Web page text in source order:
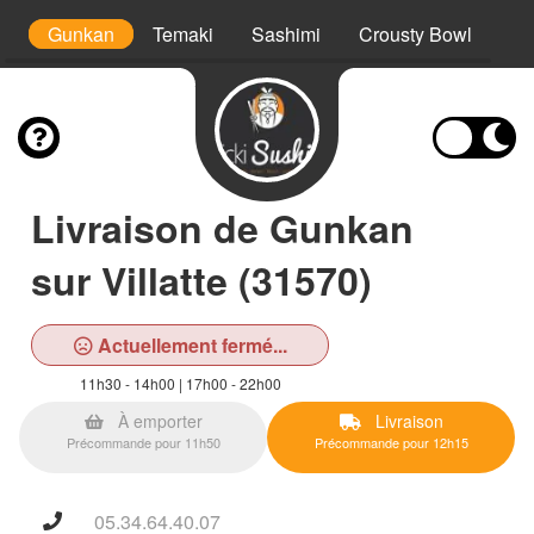
Gunkan Temaki Sashimi Crousty Bowl
Livraison de Gunkan
sur Villatte (31570)
Actuellement fermé...
11h30 - 14h00 | 17h00 - 22h00
À emporter
Précommande pour 11h50
Livraison
Précommande pour 12h15
05.34.64.40.07